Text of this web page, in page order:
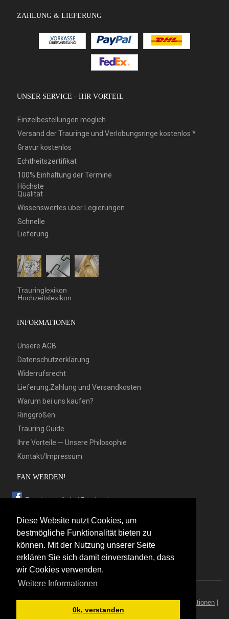
Diese Website nutzt Cookies, um
bestmögliche Funktionalität bieten zu
können. Mit der Nutzung unserer Seite
erklären Sie sich damit einverstanden, dass
wir Cookies verwenden.
Weitere Informationen
0k, verstanden
ZAHLUNG & LIEFERUNG
UNSER SERVICE - IHR VORTEIL
Einzelbestellungen möglich
Versand der Trauringe und Verlobungsringe kostenlos *
Gravur kostenlos
Echtheitszertifikat
100% Einhaltung der Termine
Höchste
Qualität
Wissenswertes über Legierungen
Schnelle
Lieferung
Trauringlexikon
Hochzeitslexikon
INFORMATIONEN
Unsere AGB
Datenschutzerklärung
Widerrufsrecht
Lieferung,Zahlung und Versandkosten
Warum bei uns kaufen?
Ringgrößen
Trauring Guide
Ihre Vorteile — Unsere Philosophie
Kontakt/Impressum
FAN WERDEN!
Trauringstudio bei Facebook
Trauringstudio bei Twitter
Trauringstudio bei Pinterest
Trauringstudio bei flickr
Trauringstudio|Trauringe|Hersteller|Kontakt/Impressum Aktionen|
News|Sitemap